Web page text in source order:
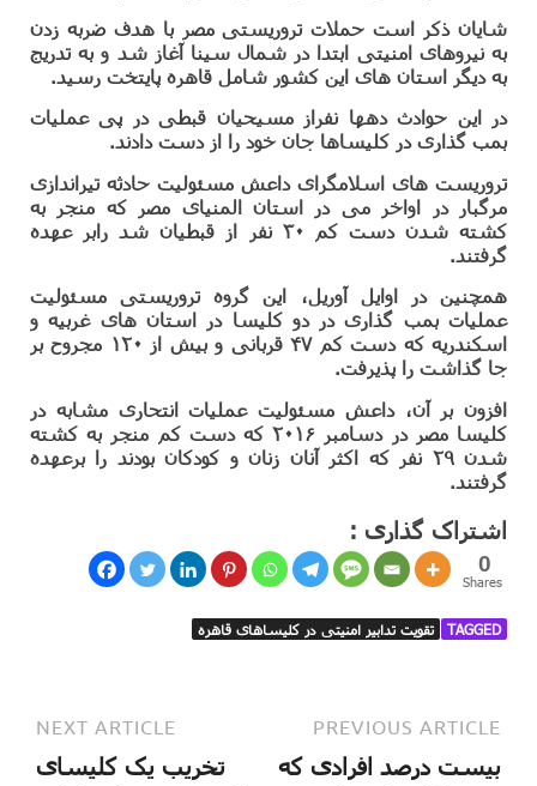
شایان ذکر است حملات تروریستی مصر با هدف ضربه زدن
به نیروهای امنیتی ابتدا در شمال سینا آغاز شد و به تدریج
به دیگر استان های این کشور شامل قاهره پایتخت رسید.
در این حوادث دهها نفراز مسیحیان قبطی در پی عملیات
بمب گذاری در کلیساها جان خود را از دست دادند.
تروریست های اسلامگرای داعش مسئولیت حادثه تیراندازی
مرگبار در اواخر می در استان المنیای مصر که منجر به
کشته شدن دست کم ۳۰ نفر از قبطیان شد رابر عهده
گرفتند.
همچنین در اوایل آوریل، این گروه تروریستی مسئولیت
عملیات بمب گذاری در دو کلیسا در استان های غربیه و
اسکندریه که دست کم ۴۷ قربانی و بیش از ۱۲۰ مجروح بر
جا گذاشت را پذیرفت.
افزون بر آن، داعش مسئولیت عملیات انتحاری مشابه در
کلیسا مصر در دسامبر ۲۰۱۶ که دست کم منجر به کشته
شدن ۲۹ نفر که اکثر آنان زنان و کودکان بودند را برعهده
گرفتند.
اشتراک گذاری :
0
Shares
TAGGED تقویت تدابیر امنیتی در کلیساهای قاهره
PREVIOUS ARTICLE
بیست درصد افرادی که
NEXT ARTICLE
تخریب یک کلیسای